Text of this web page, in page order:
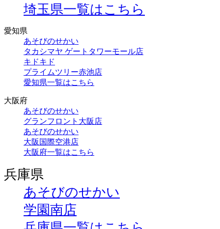
埼玉県一覧はこちら
愛知県
あそびのせかい
タカシマヤ ゲートタワーモール店
キドキド
プライムツリー赤池店
愛知県一覧はこちら
大阪府
あそびのせかい
グランフロント大阪店
あそびのせかい
大阪国際空港店
大阪府一覧はこちら
兵庫県
あそびのせかい
学園南店